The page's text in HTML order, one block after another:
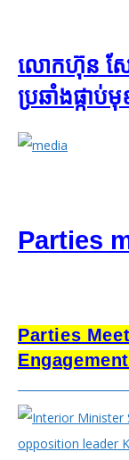
លោក​ហ៊ុន សែ
ប្រឆាំង​ផ្កា
Parties
Parties
Engagement